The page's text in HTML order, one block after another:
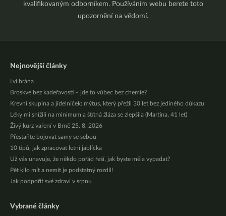
kvalifikovaným odborníkem. Používáním webu berete toto
upozornění na vědomí.
Nejnovější články
Lví brána
Broskve bez kadeřavosti – jde to vůbec bez chemie?
Krevní skupina a jídelníček: mýtus, který přežil 30 let bez jediného důkazu
Léky mi snížili na minimum a štítná žláza se zlepšila (Martina, 41 let)
Živý kurz vaření v Brně 25. 8. 2026
Přestaňte bojovat samy se sebou
10 tipů, jak zpracovat letní jablíčka
Už vás unavuje, že někdo pořád řeší, jak byste měla vypadat?
Pět kilo mít a nemít je podstatný rozdíl!
Jak podpořit své zdraví v srpnu
Vybrané články